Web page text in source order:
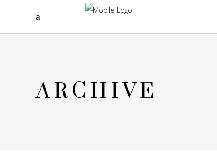
ARCHIVE